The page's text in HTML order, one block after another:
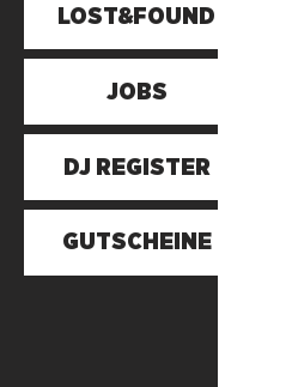
LOST&FOUND
JOBS
DJ REGISTER
GUTSCHEINE